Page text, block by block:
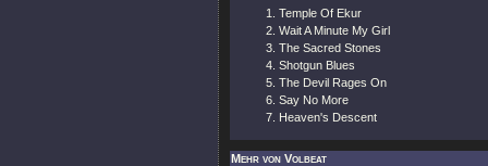
Temple Of Ekur
Wait A Minute My Girl
The Sacred Stones
Shotgun Blues
The Devil Rages On
Say No More
Heaven's Descent
Mehr von Volbeat